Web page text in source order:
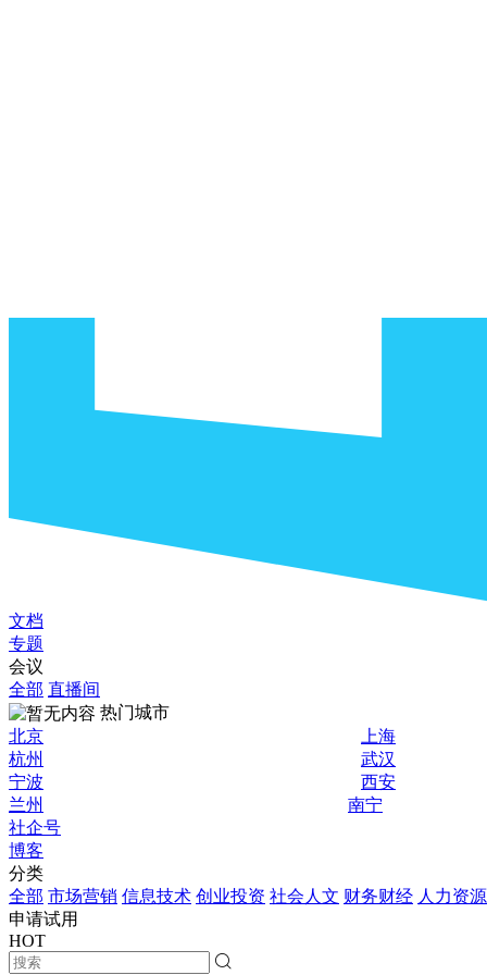
文档
专题
会议
全部 直播间
热门城市
北京
上海
杭州
武汉
宁波
西安
兰州
南宁
社企号
博客
分类
全部 市场营销 信息技术 创业投资 社会人文 财务财经 人力资源
申请试用
HOT